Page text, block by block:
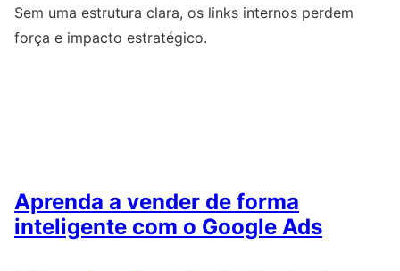
Sem uma estrutura clara, os links internos perdem
força e impacto estratégico.
Aprenda a vender de forma
inteligente com o Google Ads